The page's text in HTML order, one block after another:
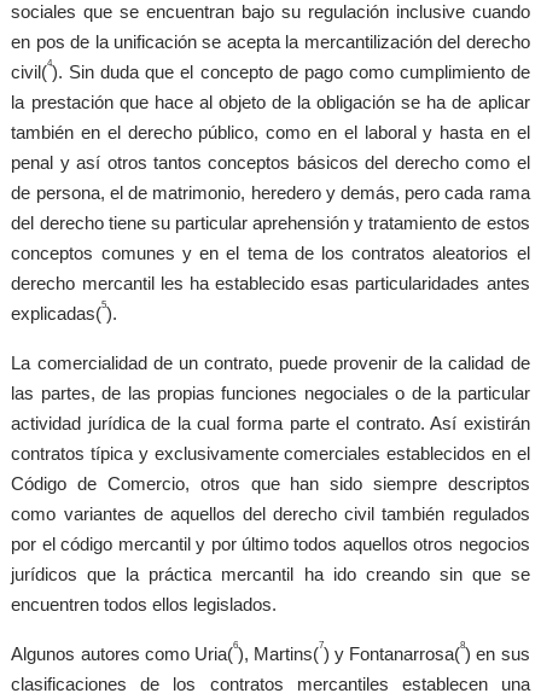
sociales que se encuentran bajo su regulación inclusive cuando
en pos de la unificación se acepta la mercantilización del derecho
civil(4). Sin duda que el concepto de pago como cumplimiento de
la prestación que hace al objeto de la obligación se ha de aplicar
también en el derecho público, como en el laboral y hasta en el
penal y así otros tantos conceptos básicos del derecho como el
de persona, el de matrimonio, heredero y demás, pero cada rama
del derecho tiene su particular aprehensión y tratamiento de estos
conceptos comunes y en el tema de los contratos aleatorios el
derecho mercantil les ha establecido esas particularidades antes
explicadas(5).
La comercialidad de un contrato, puede provenir de la calidad de
las partes, de las propias funciones negociales o de la particular
actividad jurídica de la cual forma parte el contrato. Así existirán
contratos típica y exclusivamente comerciales establecidos en el
Código de Comercio, otros que han sido siempre descriptos
como variantes de aquellos del derecho civil también regulados
por el código mercantil y por último todos aquellos otros negocios
jurídicos que la práctica mercantil ha ido creando sin que se
encuentren todos ellos legislados.
Algunos autores como Uria(6), Martins(7) y Fontanarrosa(8) en sus
clasificaciones de los contratos mercantiles establecen una